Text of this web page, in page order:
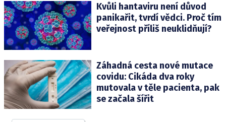
Kvůli hantaviru není důvod
panikařit, tvrdí vědci. Proč tím
veřejnost příliš neuklidňují?
Záhadná cesta nové mutace
covidu: Cikáda dva roky
mutovala v těle pacienta, pak
se začala šířit